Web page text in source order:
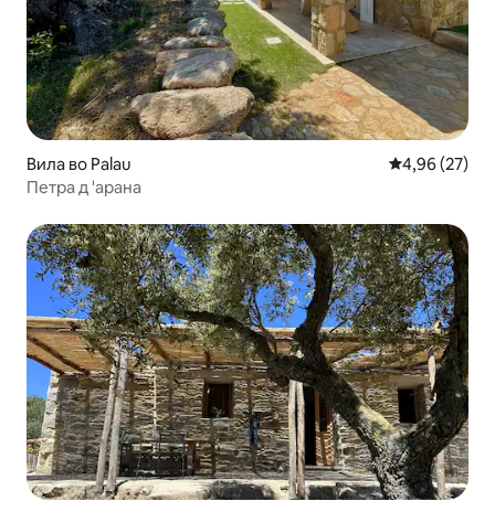
Вила во Palau Просечна
4,96 (27)
Петра д 'арана